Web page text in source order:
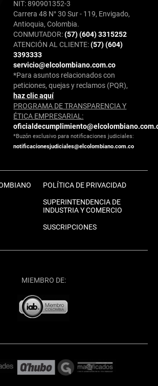
NIT: 890901352-3
Carrera 48 N° 30 Sur - 119, Envigado,
Antioquia, Colombia.
CONMUTADOR:(57) (604) 3315252
ATENCIÓN AL CLIENTE:(57) (604)
3393333
servicio@elcolombiano.com.co
*Para asuntos relacionados con
peticiones, quejas y reclamos (PQR),
haz clic aquí
PROGRAMA DE TRANSPARENCIA Y
ÉTICA EMPRESARIAL:
*Buzón exclusivo para notificaciones judiciales:
notificacionesjudiciales@elcolombiano.com.co
POLÍTICA DE PRIVACIDAD
SUPERINTENDENCIA DE
INDUSTRIA Y COMERCIO
SUSCRIPCIONES
MIEMBRO DE: